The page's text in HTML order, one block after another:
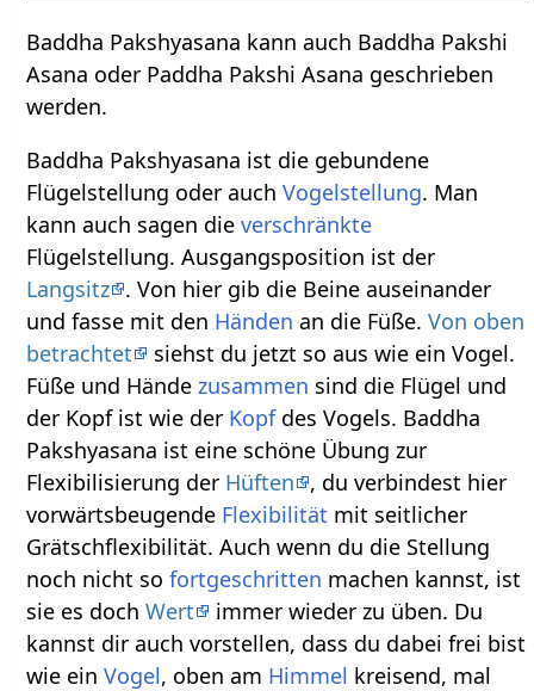
Baddha Pakshyasana kann auch Baddha Pakshi
Asana oder Paddha Pakshi Asana geschrieben
werden.
Baddha Pakshyasana ist die gebundene
Flügelstellung oder auchVogelstellung. Man
kann auch sagen dieverschränkte
Flügelstellung. Ausgangsposition ist der
Langsitz . Von hier gib die Beine auseinander
und fasse mit den Händen an die Füße.Von oben
betrachtet
siehst du jetzt so aus wie ein Vogel.
Füße und Händezusammen sind die Flügel und
der Kopf ist wie der Kopfdes Vogels. Baddha
Pakshyasana ist eine schöne Übung zur
Flexibilisierung der Hüften
, du verbindest hier
vorwärtsbeugende Flexibilität mit seitlicher
Grätschflexibilität. Auch wenn du die Stellung
noch nicht sofortgeschritten machen kannst, ist
sie es dochWert
immer wieder zu üben. Du
kannst dir auch vorstellen, dass du dabei frei bist
wie einVogel, oben am Himmel kreisend, mal